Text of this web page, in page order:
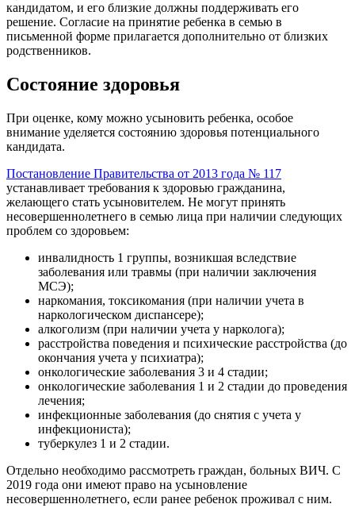
кандидатом, и его близкие должны поддерживать его
решение. Согласие на принятие ребенка в семью в
письменной форме прилагается дополнительно от близких
родственников.
Состояние здоровья
При оценке, кому можно усыновить ребенка, особое
внимание уделяется состоянию здоровья потенциального
кандидата.
Постановление Правительства от 2013 года № 117
устанавливает требования к здоровью гражданина,
желающего стать усыновителем. Не могут принять
несовершеннолетнего в семью лица при наличии следующих
проблем со здоровьем:
инвалидность 1 группы, возникшая вследствие
заболевания или травмы (при наличии заключения
МСЭ);
наркомания, токсикомания (при наличии учета в
наркологическом диспансере);
алкоголизм (при наличии учета у нарколога);
расстройства поведения и психические расстройства (до
окончания учета у психиатра);
онкологические заболевания 3 и 4 стадии;
онкологические заболевания 1 и 2 стадии до проведения
лечения;
инфекционные заболевания (до снятия с учета у
инфекциониста);
туберкулез 1 и 2 стадии.
Отдельно необходимо рассмотреть граждан, больных ВИЧ. С
2019 года они имеют право на усыновление
несовершеннолетнего, если ранее ребенок проживал с ним.